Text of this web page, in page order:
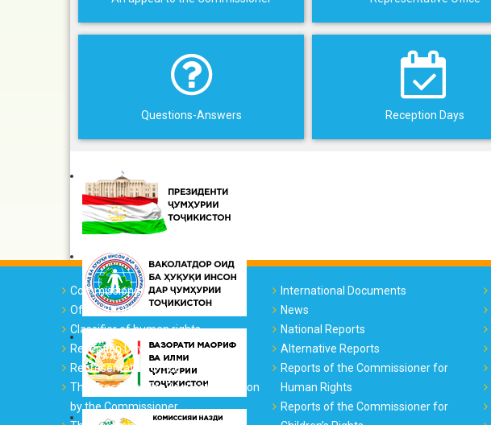
Questions-Answers Reception Days
Commissioner
Office Structure
Classifier of human rights
Reception Days
Representative Office
The Procedure for Requesting Action
by the Commissioner
International Documents
News
National Reports
Alternative Reports
Reports of the Commissioner for
Human Rights
Reports of the Commissioner for